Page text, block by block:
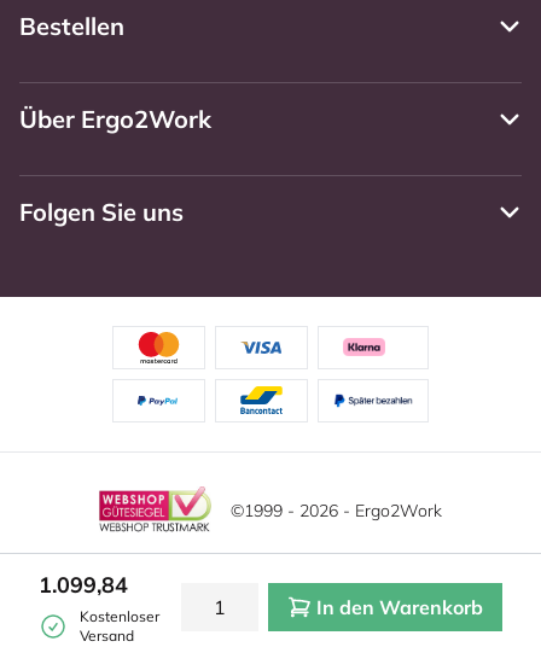
1.099,84
Kostenloser
Versand
In den Warenkorb
Bestellen
Über Ergo2Work
Folgen Sie uns
©1999 - 2026 - Ergo2Work
Haftungsausschluss
Allgemeine Geschäftsbedingungen
Cookie-Einstellungen
Diese Website verwendet Cookies. Lesen Sie unsere
Datenschutzerklärung für weitere Informationen.Mehr
|Verstecken